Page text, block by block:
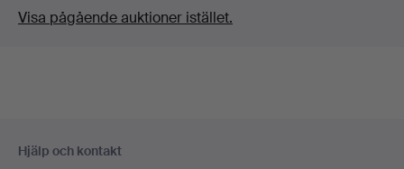
Visa pågående auktioner istället.
Hjälp och kontakt